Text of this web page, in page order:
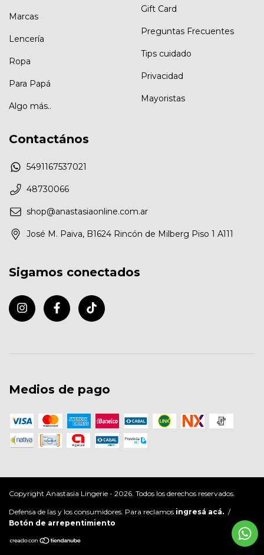
Marcas
Lencería
Ropa
Para Papá
Algo más..
Gift Card
Preguntas Frecuentes
Tips cuidado
Privacidad
Mayoristas
Contactános
5491167537021
48730066
shop@anastasiaonline.com.ar
José M. Paiva, B1624 Rincón de Milberg Piso 1 A111
Sigamos conectados
Medios de pago
Copyright Anastasia Lingerie - 2026. Todos los derechos reservados.
Defensa de las y los consumidores. Para reclamos ingresá acá. /
Botón de arrepentimiento